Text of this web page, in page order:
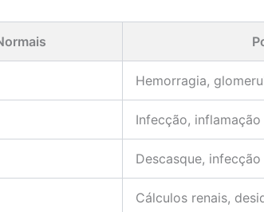
Hemorragia,
Infecção, inflamação
Descasque, infecção
Cálculos renais,